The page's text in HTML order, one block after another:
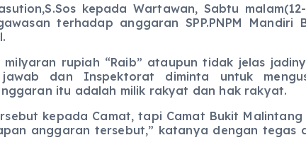
kepada Wartawan, Sabtu
terhadap anggaran SPP.PNPM Mandiri
rupiah “Raib” ataupun tidak jelas
dan Inspektorat diminta untuk
itu adalah milik rakyat dan hak rakyat.
kepada Camat, tapi Camat Bukit
anggaran tersebut,” katanya dengan